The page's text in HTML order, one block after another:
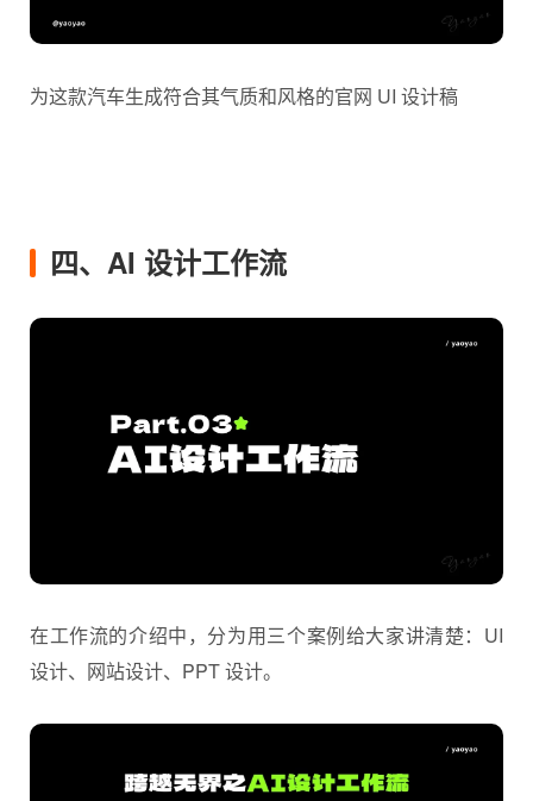
为这款汽车生成符合其气质和风格的官网 UI 设计稿